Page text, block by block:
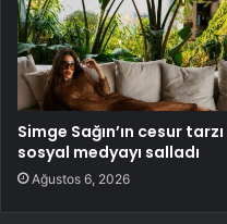
Simge Sağın’ın cesur tarzı
sosyal medyayı salladı
Ağustos 6, 2026